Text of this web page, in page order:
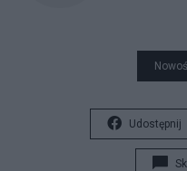
Udostępnij